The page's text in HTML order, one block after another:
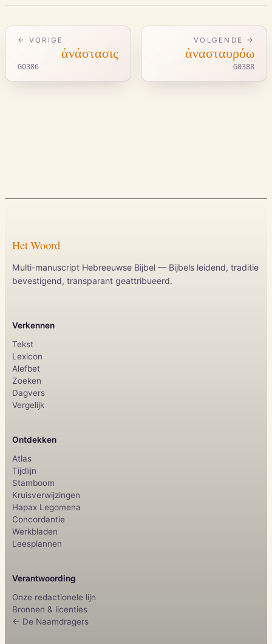
← VORIGE
ἀνάστασις
G0386
VOLGENDE →
ἀνασταυρόω
G0388
Het Woord
Multi-manuscript Hebreeuwse Bijbel — Bijbels leidend, traditie
bevestigend, transparant geattribueerd.
Verkennen
Tekst
Lexicon
Alefbet
Zoeken
Dagvers
Vergelijk
Ontdekken
Atlas
Tijdlijn
Stamboom
Kruisverwijzingen
Hapax Legomena
Concordantie
Werkbladen
Leesplannen
Verantwoording
Onze redactionele lijn
Bronnen & licenties
← De Naamdragers